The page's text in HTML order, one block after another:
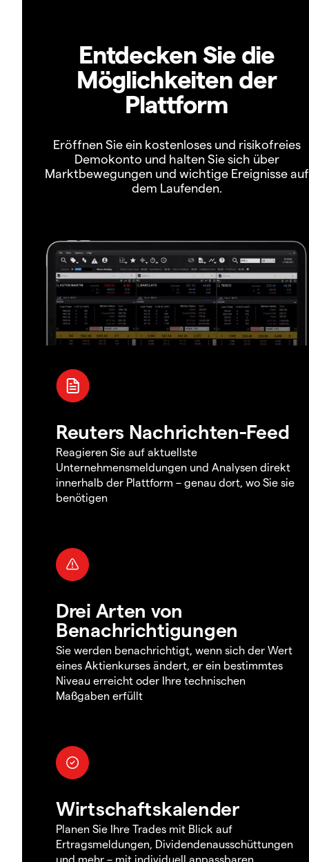
Entdecken Sie die
Möglichkeiten der
Plattform
Eröffnen Sie ein kostenloses und risikofreies
Demokonto und halten Sie sich über
Marktbewegungen und wichtige Ereignisse auf
dem Laufenden.
Reuters Nachrichten-Feed
Reagieren Sie auf aktuellste
Unternehmensmeldungen und Analysen direkt
innerhalb der Plattform – genau dort, wo Sie sie
benötigen
Drei Arten von
Benachrichtigungen
Sie werden benachrichtigt, wenn sich der Wert
eines Aktienkurses ändert, er ein bestimmtes
Niveau erreicht oder Ihre technischen
Maßgaben erfüllt
Wirtschaftskalender
Planen Sie Ihre Trades mit Blick auf
Ertragsmeldungen, Dividendenausschüttungen
und mehr – mit individuell anpassbaren